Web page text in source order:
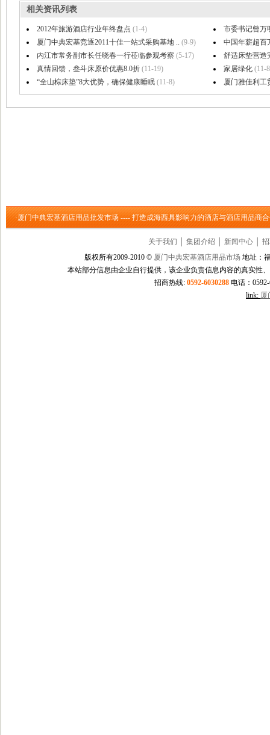
相关资讯列表
2012年旅游酒店行业年终盘点 (1-4)
市委书记曾万
厦门中典宏基竞逐2011十佳一站式采购基地 .. (9-9)
中国年薪超百
内江市常务副市长任晓春一行莅临参观考察 (5-17)
舒适床垫营造
真情回馈，叁斗床原价优惠8.0折 (11-19) 家居绿化 (11-
“全山棕床垫”8大优势，确保健康睡眠 (11-8) 厦门雅佳利工
·厦门中典宏基酒店用品批发市场 ---- 打造成海西具影响力的酒店与酒店用品商
关于我们 集团介绍 新闻中心│
版权所有2009-2010 © 厦门中典宏基酒店用品市场 地址：
本站部分信息由企业自行提供，该企业负责信息内容的真实性
招商热线: 0592-6030288 电话：
link: 厦